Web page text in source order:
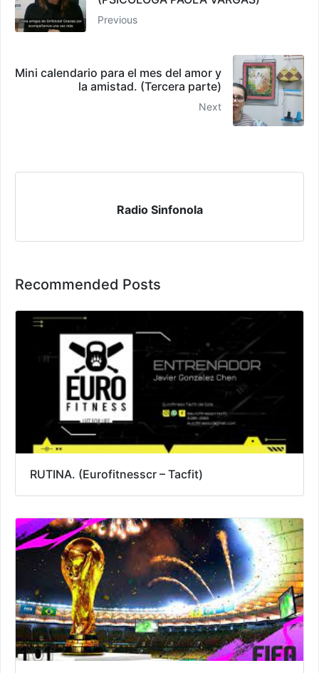
Previous
Mini calendario para el mes del amor y
la amistad. (Tercera parte)
Next
Radio Sinfonola
Recommended Posts
RUTINA. (Eurofitnesscr – Tacfit)